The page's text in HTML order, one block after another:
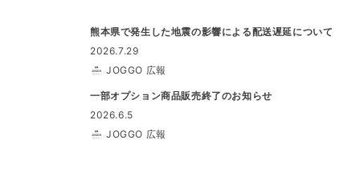
熊本県で発生した地震の影響による配送遅延について
2026.7.29
JOGGO 広報
一部オプション商品販売終了のお知らせ
2026.6.5
JOGGO 広報